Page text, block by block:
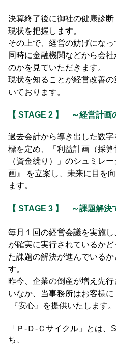
決算終了後に御社の健康診
現状を把握します。
その上で、経営の妨げになっ
同時に金融機関などから会
のかを見ていただきます。
現状を知ることが経営改善
いております。
【 STAGE 2 】 ～経営計画
過去会計から導き出した数
標を定め、「利益計画（採算
（資金繰り）」のシュミレ
画』 を立案し、未来に目を
ます。
【 STAGE 3 】 ～課題解決
毎月１回の経営会議を実施
が確実に実行されているかど
た課題の解決が進んでいる
す。
昨今、企業の倒産が増え先
いなか、当事務所はお客様に
『安心』を提供いたします。
「Ｐ-Ｄ-Ｃサイクル」とは
ち、